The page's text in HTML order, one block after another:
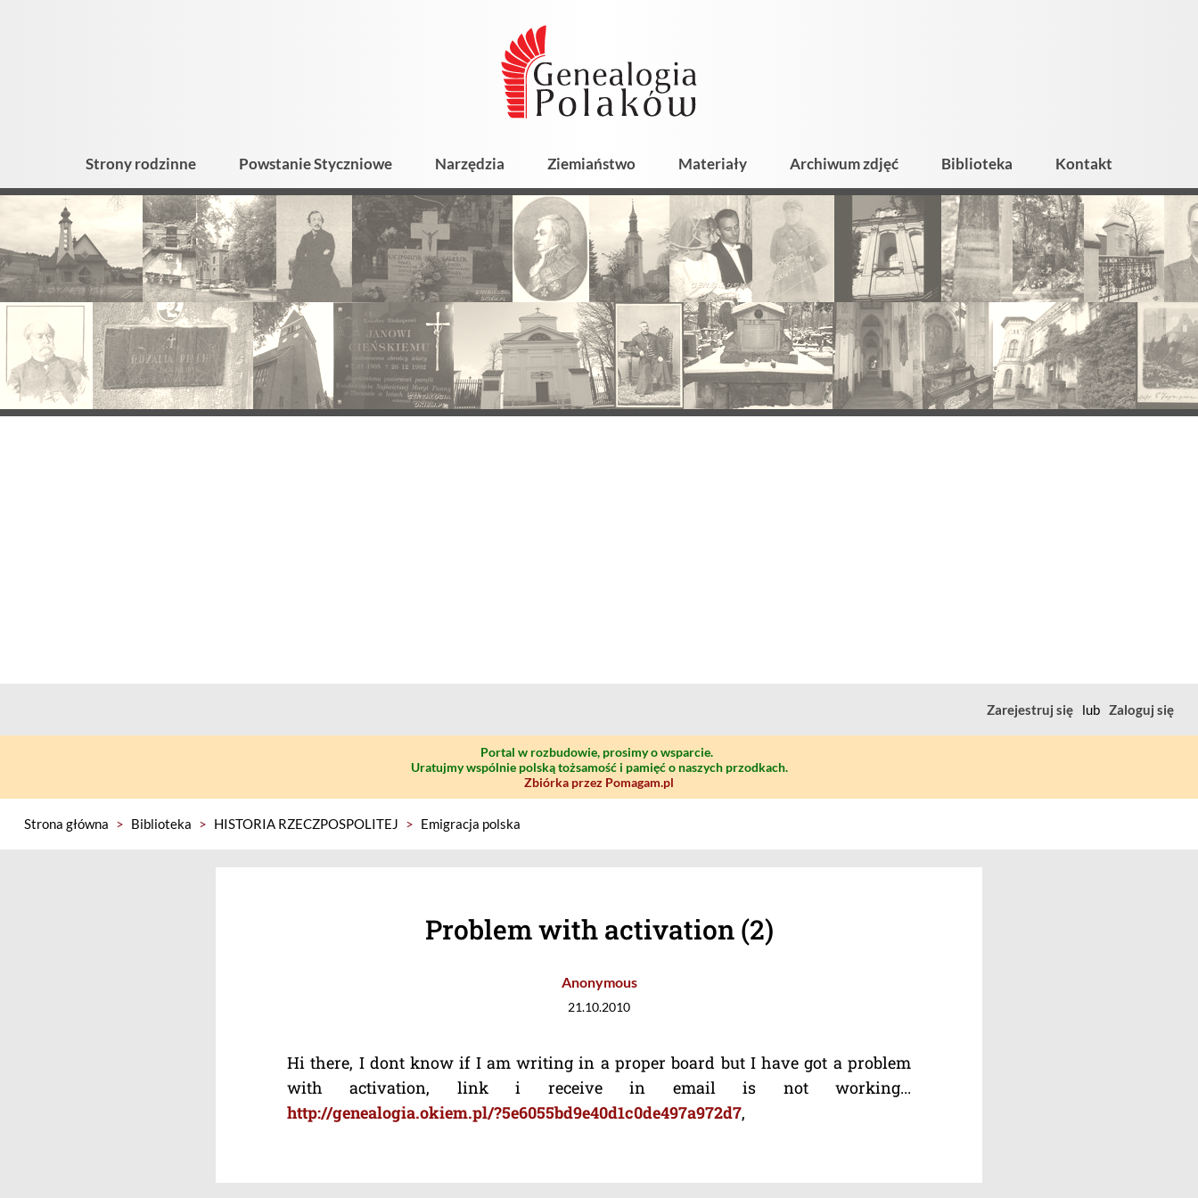
Strony rodzinne Powstanie Styczniowe Narzędzia Ziemiaństwo Materiały Archiwum zdjęć Biblioteka Kontakt
Zarejestruj się lub Zaloguj się
Portal w rozbudowie, prosimy o wsparcie.
Uratujmy wspólnie polską tożsamość i pamięć o naszych przodkach.
Zbiórka przez Pomagam.pl
Strona główna > Biblioteka > HISTORIA RZECZPOSPOLITEJ > Emigracja polska
Problem with activation (2)
Anonymous
21.10.2010
Hi there, I dont know if I am writing in a proper board but I have got a problem
with activation, link i receive in email is not working...
http://genealogia.okiem.pl/?5e6055bd9e40d1c0de497a972d7,